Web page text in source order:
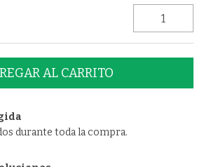
durante toda la compra.